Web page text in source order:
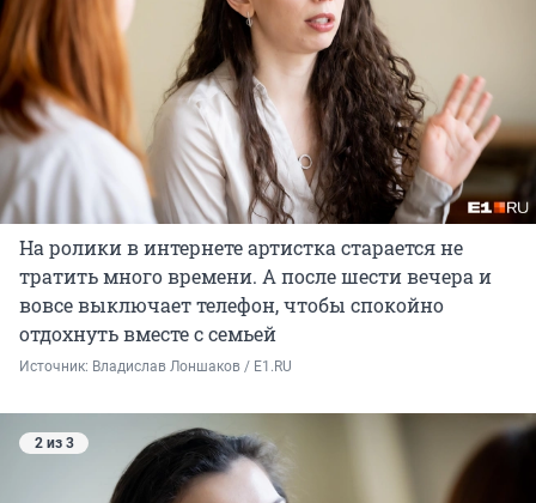
На ролики в интернете артистка старается не
тратить много времени. А после шести вечера и
вовсе выключает телефон, чтобы спокойно
отдохнуть вместе с семьей
Источник: Владислав Лоншаков / E1.RU
2 из 3